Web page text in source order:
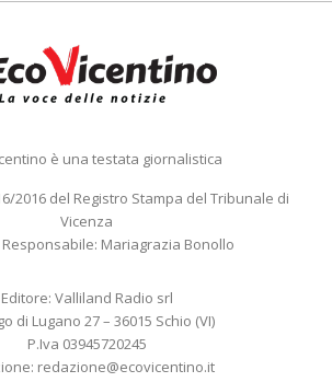
è una testata giornalistica
2016 del Registro Stampa del Tribunale di
Vicenza
Mariagrazia Bonollo
Editore: Valliland Radio srl
di Lugano 27 – 36015 Schio (VI)
P.Iva 03945720245
redazione@ecovicentino.it